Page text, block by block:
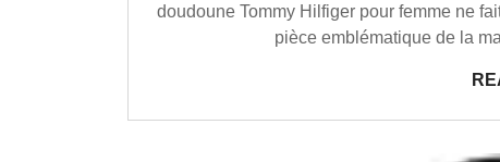
doudoune Tommy Hilfiger pour femme ne
pièce emblématique de la